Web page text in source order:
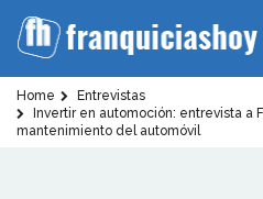
Home
Entrevistas
Invertir en automoción: entrevista a
mantenimiento del automóvil